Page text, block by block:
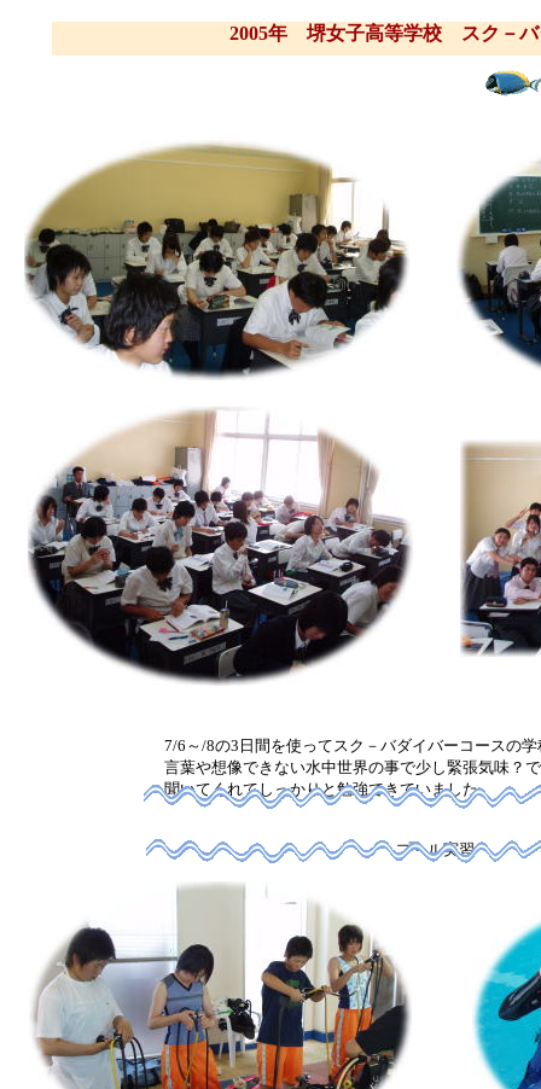
2005年 堺女子高等学校 スク－バ
7/6～/8の3日間を使ってスク－バダイバーコースの
言葉や想像できない水中世界の事で少し緊張気味？
聞いてくれてしっかりと勉強できていました。
プ－ル実習